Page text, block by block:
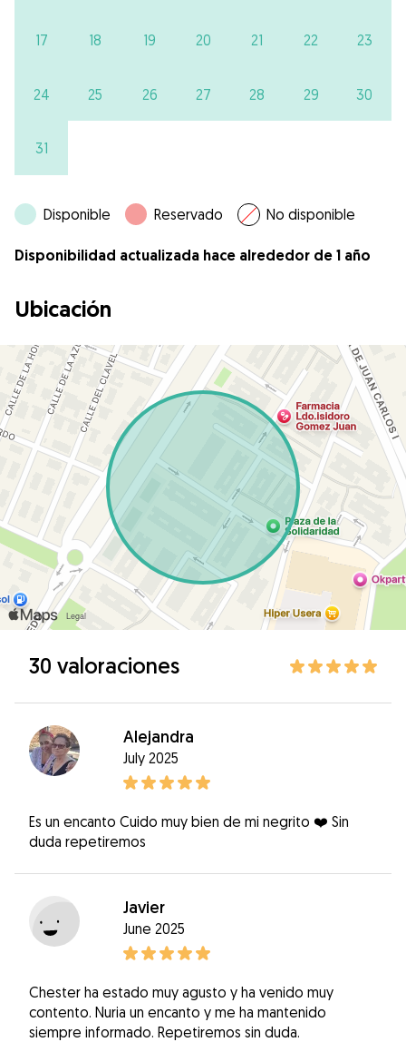
17 18 19 20 21 22 23
24 25 26 27 28 29 30
31
Disponible Reservado No disponible
Disponibilidad actualizada hace alrededor de 1 año
Ubicación
30 valoraciones
Alejandra
July 2025
Es un encanto Cuido muy bien de mi negrito ❤️ Sin
duda repetiremos
Javier
June 2025
Chester ha estado muy agusto y ha venido muy
contento. Nuria un encanto y me ha mantenido
siempre informado. Repetiremos sin duda.